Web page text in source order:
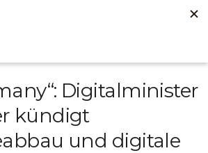
Digitalminister
kündigt
und digitale